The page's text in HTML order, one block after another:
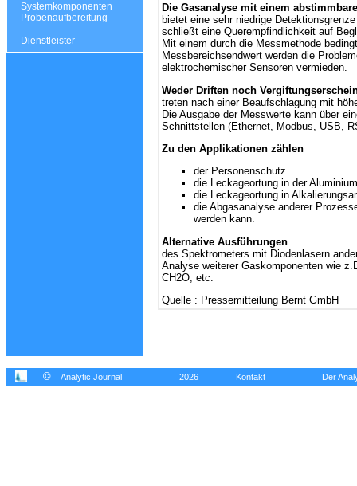
Systemkomponenten
Probenaufbereitung
Dienstleister
Die Gasanalyse mit einem
bietet eine sehr niedrige
schließt eine Querempfindlichkeit auf
Mit einem durch die Messmethode
Messbereichsendwert werden die
elektrochemischer Sensoren vermieden.
Weder Driften noch
treten nach einer Beaufschlagung mit
Die Ausgabe der Messwerte kann über
Schnittstellen (Ethernet, Modbus, USB,
Zu den Applikationen zählen
der Personenschutz
die Leckageortung in der
die Leckageortung in
die Abgasanalyse anderer
werden kann.
Alternative Ausführungen
des Spektrometers mit Diodenlasern
Analyse weiterer Gaskomponenten wie
CH2O, etc.
Quelle : Pressemitteilung Bernt GmbH
© Analytic Journal 2026 Kontakt Der